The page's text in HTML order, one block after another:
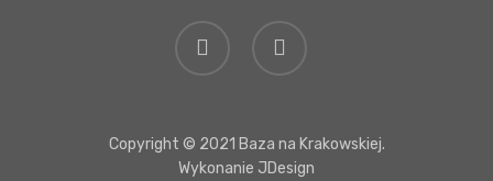
Copyright © 2021 Baza na Krakowskiej.
Wykonanie JDesign